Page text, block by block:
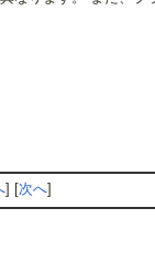
] [次へ]